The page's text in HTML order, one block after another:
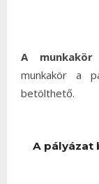
A
munkakör a
betölthető.
A pályázat